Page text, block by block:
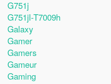
G751j
G751jl-T7009h
Galaxy
Gamer
Gamers
Gameur
Gaming